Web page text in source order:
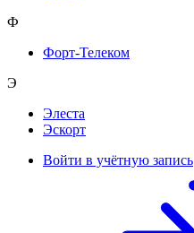
Ф
Форт-Телеком
Э
Элеста
Эскорт
Войти в учётную запись